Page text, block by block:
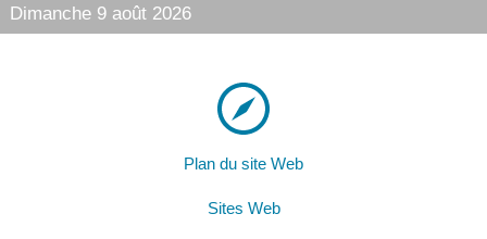
Dimanche 9 août 2026
Plan du site Web
Sites Web